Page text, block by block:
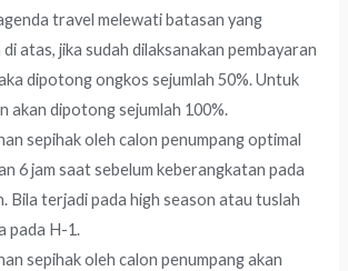
travel melewati batasan yang
atas, jika sudah dilaksanakan pembayaran
dipotong ongkos sejumlah 50%. Untuk
akan dipotong sejumlah 100%.
sepihak oleh calon penumpang optimal
6 jam saat sebelum keberangkatan pada
Bila terjadi pada high season atau tuslah
pada H-1.
sepihak oleh calon penumpang akan